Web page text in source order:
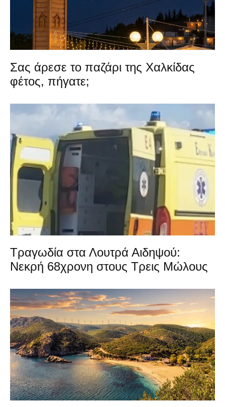
Σας άρεσε το παζάρι της Χαλκίδας
φέτος, πήγατε;
Τραγωδία στα Λουτρά Αιδηψού:
Νεκρή 68χρονη στους Τρεις Μώλους